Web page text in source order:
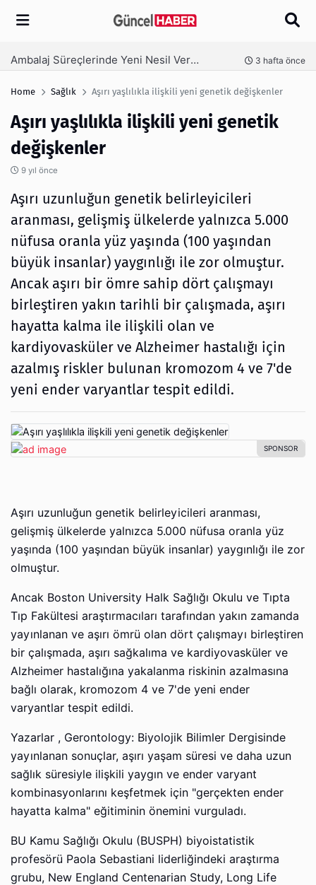
Arama
Ambalaj Süreçlerinde Yeni Nesil Verimliliği Olimpack ile Yakalayın 3 hafta önce
Home Sağlık Aşırı yaşlılıkla ilişkili yeni genetik değişkenler
Aşırı yaşlılıkla ilişkili yeni genetik
değişkenler
9 yıl önce
Aşırı uzunluğun genetik belirleyicileri
aranması, gelişmiş ülkelerde yalnızca 5.000
nüfusa oranla yüz yaşında (100 yaşından
büyük insanlar) yaygınlığı ile zor olmuştur.
Ancak aşırı bir ömre sahip dört çalışmayı
birleştiren yakın tarihli bir çalışmada, aşırı
hayatta kalma ile ilişkili olan ve
kardiyovasküler ve Alzheimer hastalığı için
azalmış riskler bulunan kromozom 4 ve 7'de
yeni ender varyantlar tespit edildi.
Aşırı uzunluğun genetik belirleyicileri aranması,
gelişmiş ülkelerde yalnızca 5.000 nüfusa oranla yüz
yaşında (100 yaşından büyük insanlar) yaygınlığı ile zor
olmuştur.
Ancak Boston University Halk Sağlığı Okulu ve Tıpta
Tıp Fakültesi araştırmacıları tarafından yakın zamanda
yayınlanan ve aşırı ömrü olan dört çalışmayı birleştiren
bir çalışmada, aşırı sağkalıma ve kardiyovasküler ve
Alzheimer hastalığına yakalanma riskinin azalmasına
bağlı olarak, kromozom 4 ve 7'de yeni ender
varyantlar tespit edildi.
Yazarlar , Gerontology: Biyolojik Bilimler Dergisinde
yayınlanan sonuçlar, aşırı yaşam süresi ve daha uzun
sağlık süresiyle ilişkili yaygın ve ender varyant
kombinasyonlarını keşfetmek için "gerçekten ender
hayatta kalma" eğitiminin önemini vurguladı.
BU Kamu Sağlığı Okulu (BUSPH) biyoistatistik
profesörü Paola Sebastiani liderliğindeki araştırma
grubu, New England Centenarian Study, Long Life